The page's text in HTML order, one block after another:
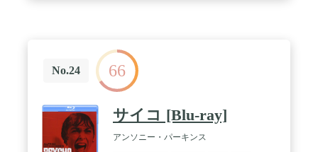
No.24 66
サイコ [Blu-ray]
アンソニー・パーキンス